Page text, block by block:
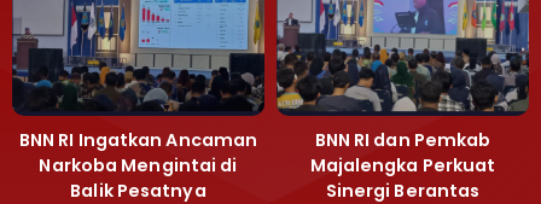
BNN RI Ingatkan Ancaman
Narkoba Mengintai di
Balik Pesatnya
BNN RI dan Pemkab
Majalengka Perkuat
Sinergi Berantas